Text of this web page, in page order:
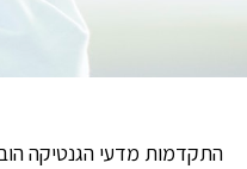
התקדמות מדעי הגנטיקה